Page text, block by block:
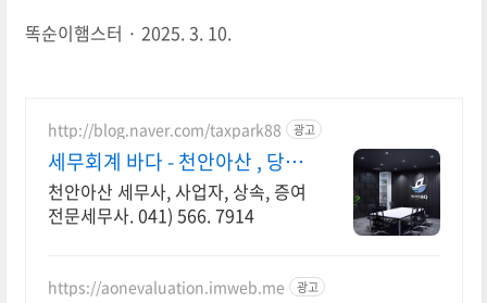
똑순이햄스터 2025. 3. 10.
http://blog.naver.com/taxpark88 광고
세무회계 바다 - 천안아산 , 당신
의 친절한 절세파트너
천안아산 세무사, 사업자, 상속, 증여
전문세무사. 041) 566. 7914
https://aonevaluation.imweb.me 광고